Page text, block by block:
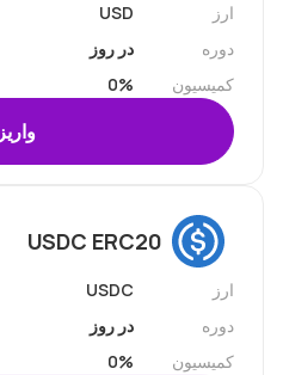
ارز
USD
دوره
در روز
کمیسیون
0%
واریز
USDC ERC20
ارز
USDC
دوره
در روز
کمیسیون
0%